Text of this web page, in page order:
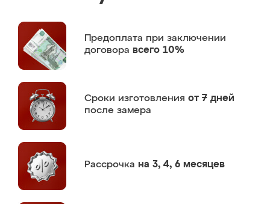
Предоплата при заключении
договора всего 10%
Сроки изготовления от 7 дней
после замера
Рассрочка на 3, 4, 6 месяцев